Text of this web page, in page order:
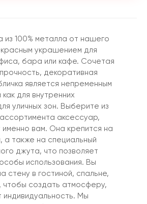
из 100% металла от нашего
украшением для
бара или кафе. Сочетая
декоративная
является непременным
для внутренних
уличных зон. Выберите из
аксессуар,
вам. Она крепится на
также на специальный
джута, что позволяет
использования. Вы
стену в гостиной, спальне,
чтобы создать атмосферу,
Мы